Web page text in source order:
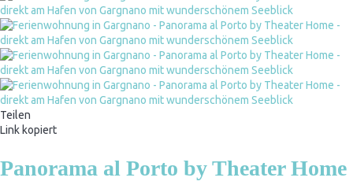
Teilen
Link kopiert
Panorama al Porto by Theater Home